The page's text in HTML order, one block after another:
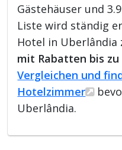
Gästehäuser und
Liste wird ständig
Hotel in Uberlândia
mit Rabatten bis zu
Vergleichen und
Hotelzimmer
Uberlândia.